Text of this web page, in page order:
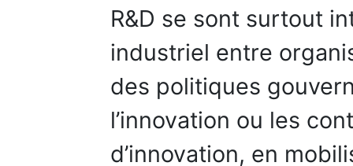
R&D se sont surtout
industriel entre
des politiques
l’innovation ou les
d’innovation, en